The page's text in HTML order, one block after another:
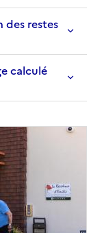
des restes
calculé